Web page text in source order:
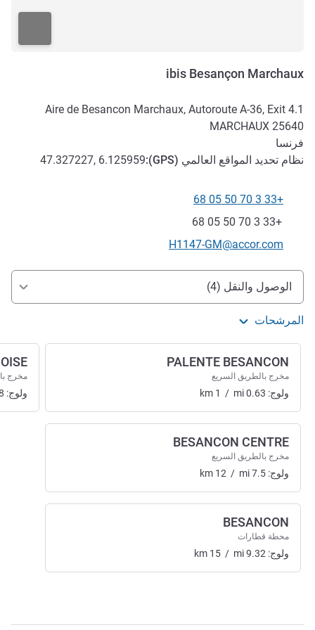
ibis Besançon Marchaux
Aire de Besancon Marchaux, Autoroute A-36, Exit 4.1
25640
MARCHAUX
فرنسا
نظام تحديد المواقع العالمي (GPS
):
47.327227, 6.125959
الهاتف
+33 3 70 50 05 68
فاكس
+33 3 70 50 05 68
تواصل معنا عبر البريد الإلكتروني
H1147-GM@accor.com
الوصول والتنقل
الوصول والنقل (4)
المرشحات
PALENTE BESANCON
مخرج بالطريق السريع
ولوج: km 1 / mi0.63
BESANCON CENTRE
مخرج بالطريق السريع
ولوج: km 12 / mi7.5
BESANCON
محطة قطارات
ولوج: km 15 / mi9.32
مخرج
ولوج: